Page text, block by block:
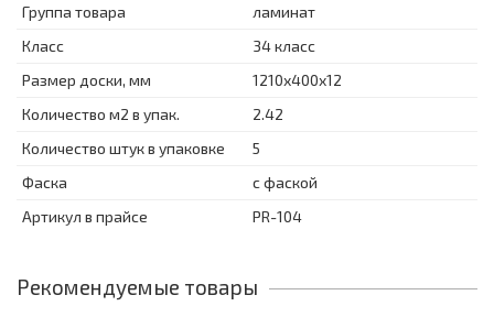
Группа товара
ламинат
Класс
34 класс
Размер доски, мм
1210х400х12
Количество м2 в упак.
2.42
Количество штук в упаковке
5
Фаска
с фаской
Артикул в прайсе
РR-104
Рекомендуемые товары